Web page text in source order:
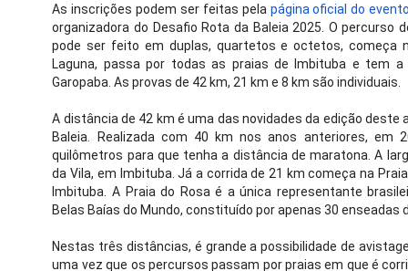
As inscrições podem ser feitas pela página oficial do
organizadora do Desafio Rota da Baleia 2025. O percurso
pode ser feito em duplas, quartetos e octetos, começa
Laguna, passa por todas as praias de Imbituba e tem a
Garopaba. As provas de 42 km, 21 km e 8 km são individuais.
A distância de 42 km é uma das novidades da edição deste
Baleia. Realizada com 40 km nos anos anteriores, em
quilômetros para que tenha a distância de maratona. A
da Vila, em Imbituba. Já a corrida de 21 km começa na
Imbituba. A Praia do Rosa é a única representante
Belas Baías do Mundo, constituído por apenas 30 enseadas
Nestas três distâncias, é grande a possibilidade de
uma vez que os percursos passam por praias em que é